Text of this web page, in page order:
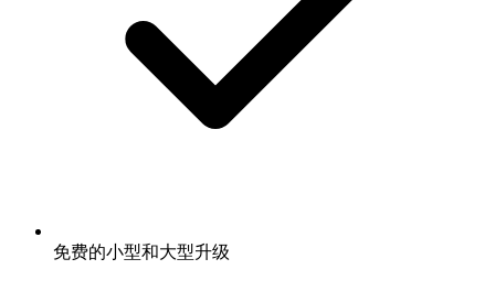
免费的小型和大型升级